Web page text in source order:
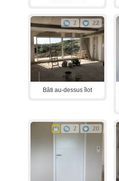
2 22
Bâti au-dessus îlot
2 20